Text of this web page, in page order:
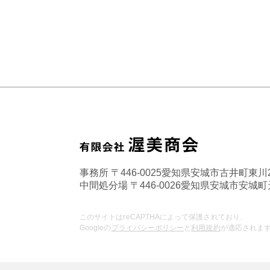
事務所 〒446-0025愛知県安城市古井町東川
中間処分場 〒446-0026愛知県安城市安城
このサイトはreCAPTHAによって保護されており、
Googleの プライバシーポリシー と 利用規約が適応されま